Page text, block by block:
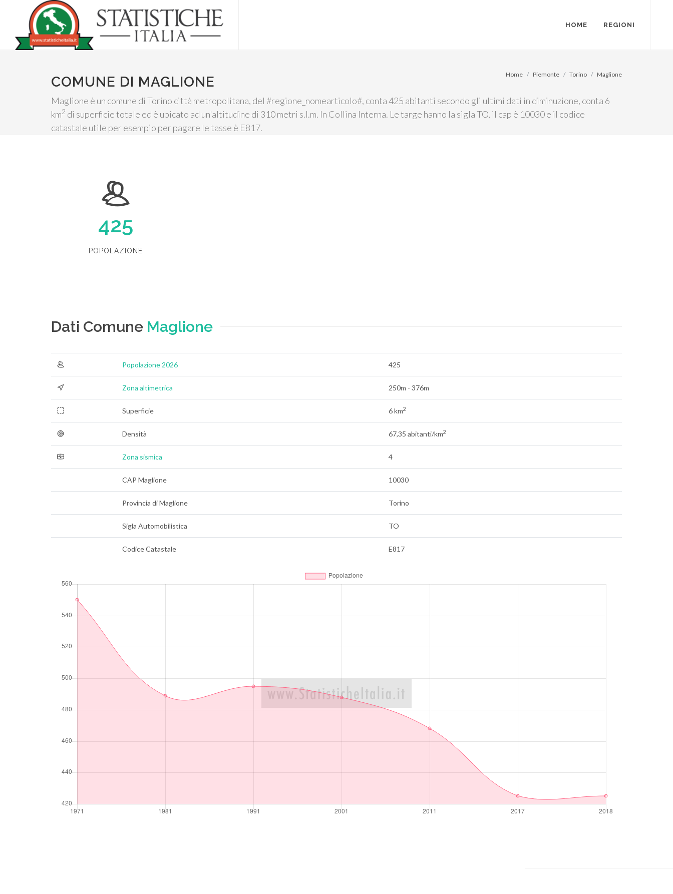
HOME REGIONI
COMUNE DI MAGLIONE
Maglione è un comune di Torino città metropolitana, del #regione_nomearticolo#, conta 425 abitanti secondo gli ultimi dati in diminuzione, conta 6
km2 di superficie totale ed è ubicato ad un'altitudine di 310 metri s.l.m. In Collina Interna. Le targe hanno la sigla TO, il cap è 10030 e il codice
catastale utile per esempio per pagare le tasse è E817.
Home Piemonte Torino Maglione
425
POPOLAZIONE
Dati Comune Maglione
Popolazione 2026 425
Zona altimetrica 250m - 376m
Superficie 6 km2
Densità 67,35 abitanti/km2
Zona sismica 4
CAP Maglione 10030
Provincia di Maglione Torino
Sigla Automobilistica TO
Codice Catastale E817